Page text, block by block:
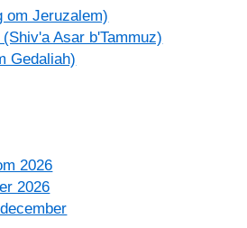
om Jeruzalem)
Asar b'Tammuz)
Gedaliah)
2026
2026